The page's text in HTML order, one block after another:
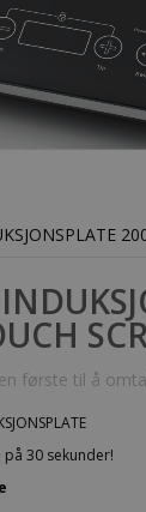
første til å
30 sekunder!